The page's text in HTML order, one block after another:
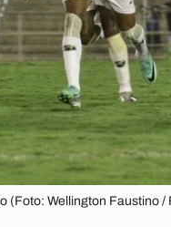
Wellington Faustino